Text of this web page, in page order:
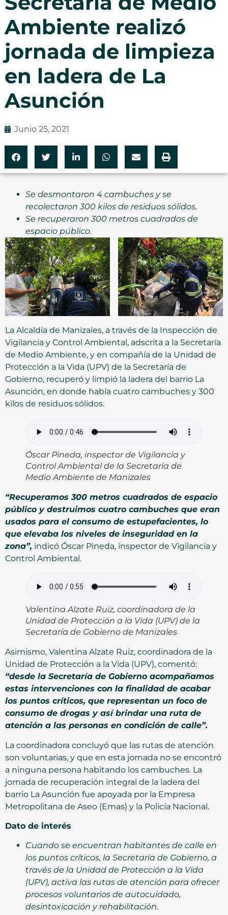
Ambiente realizó
jornada de limpieza
en ladera de La
Asunción
Junio 25, 2021
Se desmontaron 4 cambuches y se
recolectaron 300 kilos de residuos sólidos.
Se recuperaron 300 metros cuadrados de
espacio público.
La Alcaldía de Manizales, a través de la Inspección de
Vigilancia y Control Ambiental, adscrita a la Secretaría
de Medio Ambiente, y en compañía de la Unidad de
Protección a la Vida (UPV) de la Secretaría de
Gobierno, recuperó y limpió la ladera del barrio La
Asunción, en donde había cuatro cambuches y 300
kilos de residuos sólidos.
Óscar Pineda, inspector de Vigilancia y
Control Ambiental de la Secretaría de
Medio Ambiente de Manizales
“Recuperamos 300 metros cuadrados de espacio
público y destruimos cuatro cambuches que eran
usados para el consumo de estupefacientes, lo
que elevaba los niveles de inseguridad en la
zona”, indicó Óscar Pineda, inspector de Vigilancia y
Control Ambiental.
Valentina Alzate Ruiz, coordinadora de la
Unidad de Protección a la Vida (UPV) de la
Secretaría de Gobierno de Manizales
Asimismo, Valentina Alzate Ruiz, coordinadora de la
Unidad de Protección a la Vida (UPV), comentó:
“desde la Secretaría de Gobierno acompañamos
estas intervenciones con la finalidad de acabar
los puntos críticos, que representan un foco de
consumo de drogas y así brindar una ruta de
atención a las personas en condición de calle”.
La coordinadora concluyó que las rutas de atención
son voluntarias, y que en esta jornada no se encontró
a ninguna persona habitando los cambuches. La
jornada de recuperación integral de la ladera del
barrio La Asunción fue apoyada por la Empresa
Metropolitana de Aseo (Emas) y la Policía Nacional.
Dato de interés
Cuando se encuentran habitantes de calle en
los puntos críticos, la Secretaría de Gobierno, a
través de la Unidad de Protección a la Vida
(UPV), activa las rutas de atención para ofrecer
procesos voluntarios de autocuidado,
desintoxicación y rehabilitación.